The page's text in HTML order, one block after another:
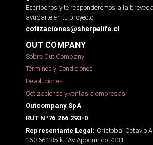
Escríbenos y te responderemos a la
ayudarte en tu proyecto.
cotizaciones@sherpalife.cl
OUT COMPANY
Sobre Out Company
Términos y Condiciones
Devoluciones
Cotizaciones y ventas a empresas
Outcompany SpA
RUT Nº76.266.293-0
Representante Legal: Cristobal Octavio
16.366.285-k - Av Apoquindo 7331